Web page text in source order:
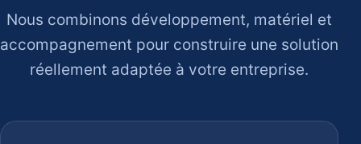
Nous combinons développement, matériel et
accompagnement pour construire une solution
réellement adaptée à votre entreprise.